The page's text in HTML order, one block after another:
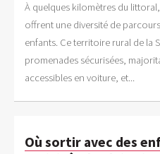
À quelques kilomètres du
offrent une diversité de
enfants. Ce territoire rural de la
promenades sécurisées,
accessibles en voiture, et...
Où sortir avec des